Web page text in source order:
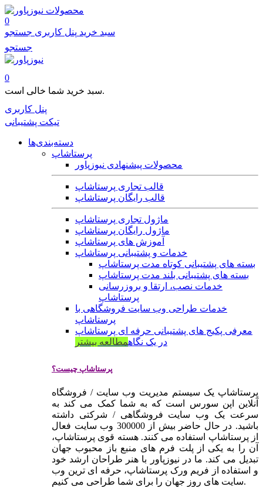
محصولات
0
سبد خرید پنل کاربری جستجو
جستجو
0
سبد خرید شما خالی است.
پنل کاربری
تیکت پشتیبانی
دسته‌بندی‌ها
پرستاشاپ
محصولات پیشنهادی نیوزپاور
قالب تجاری پرستاشاپ
قالب رایگان پرستاشاپ
ماژول تجاری پرستاشاپ
ماژول رایگان پرستاشاپ
آموزش های پرستاشاپ
خدمات و پشتیبانی پرستاشاپ
بسته های پشتیبانی کوتاه مدت پرستاشاپ
بسته های پشتیبانی بلند مدت پرستاشاپ
خدمات نصب، ارتقا و بروزرسانی
پرستاشاپ
خدمات طراحی وب سایت فروشگاهی با
پرستاشاپ
معرفی پکیج های پشتیبانی حرفه ای پرستاشاپ
در یک نگاهمطالعه بیشتر
پرستاشاپ چیست؟
پرستاشاپ یک سیستم مدیریت وب سایت / فروشگاه
آنلاین اپن سورس است که به شما کمک می کند به
سرعت یک وب سایت فروشگاهی / شرکتی داشته
باشید. در حال حاضر بیش از 300000 وب سایت فعال
از پرستاشاپ استفاده می کنند. هسته قوی پرستاشاپ،
آن را به یکی از پلت فرم های منبع باز محبوب جهان
تبدیل می کند. ما در نیوزپاور با هنر طراحان ارشد خود
و استفاده از فریم ورک پرستاشاپ، حرفه ای ترین وب
سایت های روز جهان را برای شما طراحی می کنیم.